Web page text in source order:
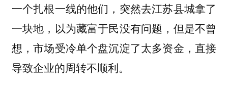
一个扎根一线的他们，突然去江苏县城拿了
一块地，以为藏富于民没有问题，但是不曾
想，市场受冷单个盘沉淀了太多资金，直接
导致企业的周转不顺利。